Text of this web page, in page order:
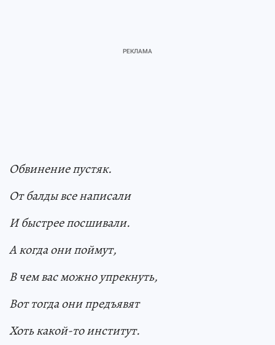
Обвинение пустяк.
От балды все написали
И быстрее посшивали.
А когда они поймут,
В чем вас можно упрекнуть,
Вот тогда они предъявят
Хоть какой-то институт.